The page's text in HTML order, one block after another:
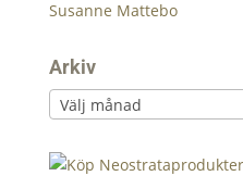
Susanne Mattebo
Arkiv
Arkiv